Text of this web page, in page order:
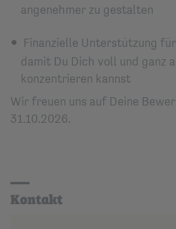
angenehmer zu gestalten
Finanzielle Unterstützung
damit Du Dich voll und ganz
konzentrieren kannst
Wir freuen uns auf Deine
31.10.2026.
Kontakt